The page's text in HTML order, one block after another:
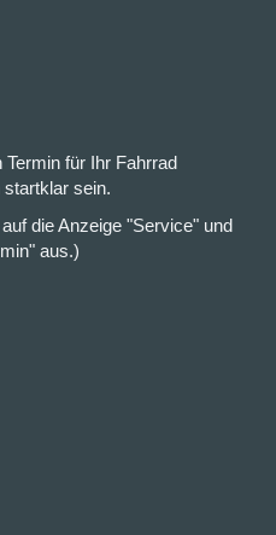
für Ihr Fahrrad
sein.
die Anzeige "Service" und
aus.)